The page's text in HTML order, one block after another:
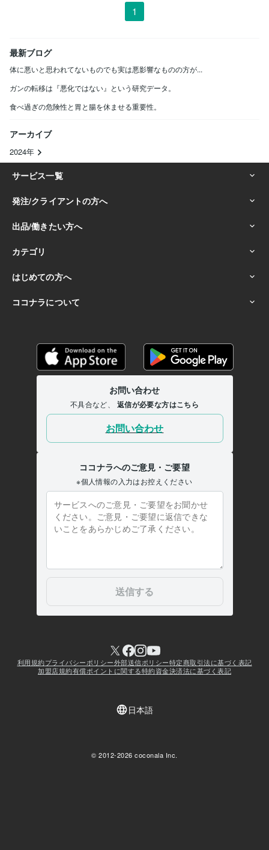
1
最新ブログ
体に悪いと思われてないものでも実は悪影響なものの方が...
ガンの転移は『悪化ではない』という研究データ。
食べ過ぎの危険性と胃と腸を休ませる重要性。
アーカイブ
2024年